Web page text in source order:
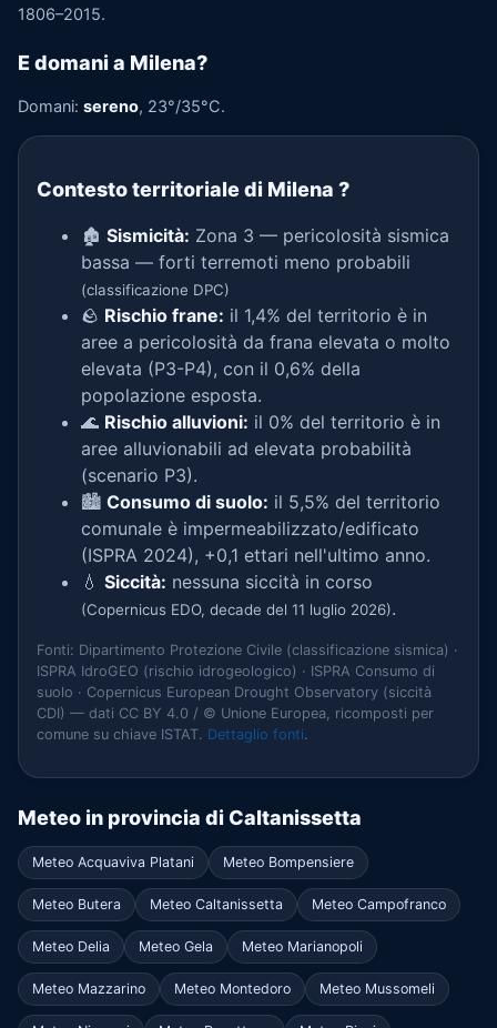
1806–2015.
E domani a Milena?
Domani: sereno, 23°/35°C.
Contesto territoriale di Milena ?
🏚️ Sismicità: Zona 3 — pericolosità sismica
bassa — forti terremoti meno probabili
(classificazione DPC)
🪨 Rischio frane: il 1,4% del territorio è in
aree a pericolosità da frana elevata o molto
elevata (P3-P4), con il 0,6% della
popolazione esposta.
🌊 Rischio alluvioni: il 0% del territorio è in
aree alluvionabili ad elevata probabilità
(scenario P3).
🏙️ Consumo di suolo: il 5,5% del territorio
comunale è impermeabilizzato/edificato
(ISPRA 2024), +0,1 ettari nell'ultimo anno.
💧 Siccità: nessuna siccità in corso
(Copernicus EDO, decade del 11 luglio 2026).
Fonti: Dipartimento Protezione Civile (classificazione sismica) ·
ISPRA IdroGEO (rischio idrogeologico) · ISPRA Consumo di
suolo · Copernicus European Drought Observatory (siccità
CDI) — dati CC BY 4.0 / © Unione Europea, ricomposti per
comune su chiave ISTAT. Dettaglio fonti.
Meteo in provincia di Caltanissetta
Meteo Acquaviva Platani Meteo Bompensiere
Meteo Butera Meteo Caltanissetta Meteo Campofranco
Meteo Delia Meteo Gela Meteo Marianopoli
Meteo Mazzarino Meteo Montedoro Meteo Mussomeli